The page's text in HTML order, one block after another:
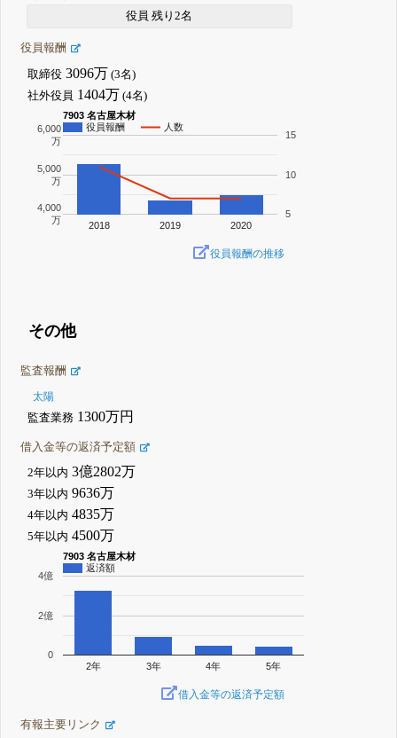
役員 残り2名
役員報酬
取締役 3096万 (3名)
社外役員 1404万 (4名)
7903 名古屋木材
役員報酬
人数
2018 2019 2020
4,000
万
5,000
万
6,000
万
5
10
15
役員報酬の推移
その他
監査報酬
太陽
監査業務 1300万円
借入金等の返済予定額
2年以内 3億2802万
3年以内 9636万
4年以内 4835万
5年以内 4500万
7903 名古屋木材
返済額
2年 3年 4年 5年
0
2億
4億
借入金等の返済予定額
有報主要リンク